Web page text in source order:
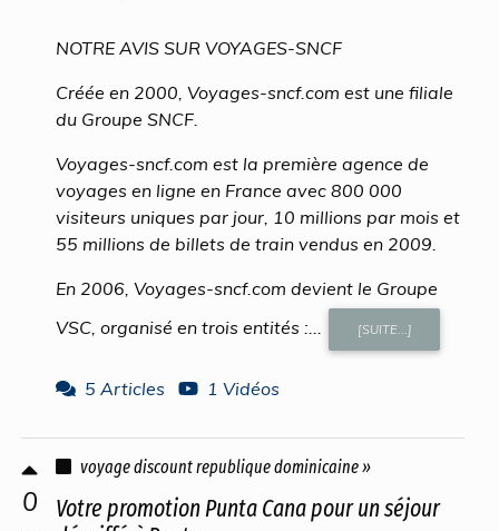
NOTRE AVIS SUR VOYAGES-SNCF
Créée en 2000, Voyages-sncf.com est une filiale
du Groupe SNCF.
Voyages-sncf.com est la première agence de
voyages en ligne en France avec 800 000
visiteurs uniques par jour, 10 millions par mois et
55 millions de billets de train vendus en 2009.
En 2006, Voyages-sncf.com devient le Groupe
VSC, organisé en trois entités :...
[SUITE...]
5 Articles 1 Vidéos
0
voyage discount republique dominicaine »
Votre promotion Punta Cana pour un séjour